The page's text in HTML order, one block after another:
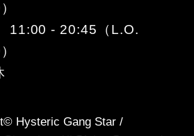
- 20:45（L.O.
Hysteric Gang Star /